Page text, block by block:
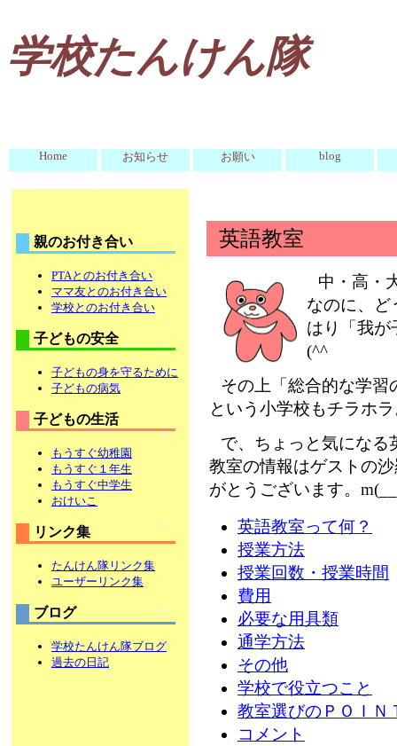
学校たんけん隊
Home お知らせ お願い blog
親のお付き合い
PTAとのお付き合い
ママ友とのお付き合い
学校とのお付き合い
子どもの安全
子どもの身を守るために
子どもの病気
子どもの生活
もうすぐ幼稚園
もうすぐ１年生
もうすぐ中学生
おけいこ
リンク集
たんけん隊リンク集
ユーザーリンク集
ブログ
学校たんけん隊ブログ
過去の日記
英語教室
中・高・
なのに、
はり「我が
(^^ゞ
その上「総合的な学習
という小学校もチラホ
で、ちょっと気になる
教室の情報はゲストの
がとうございます。
英語教室って何？
授業方法
授業回数・授業時間
費用
必要な用具類
通学方法
その他
学校で役立つこと
教室選びのＰＯＩＮ
コメント